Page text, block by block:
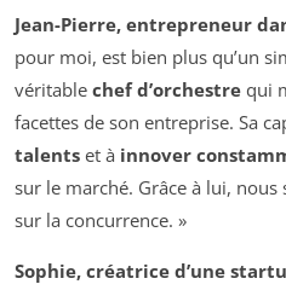
Jean-Pierre, entrepreneur
pour moi, est bien plus qu’un
véritable chef d’orchestre qui
facettes de son entreprise. Sa
talents et à innover
sur le marché. Grâce à lui,
sur la concurrence. »
Sophie, créatrice d’une